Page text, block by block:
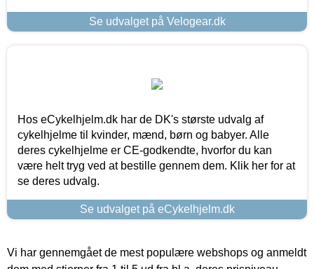
Se udvalget på Velogear.dk
Hos eCykelhjelm.dk har de DK's største udvalg af
cykelhjelme til kvinder, mænd, børn og babyer. Alle
deres cykelhjelme er CE-godkendte, hvorfor du kan
være helt tryg ved at bestille gennem dem. Klik her for at
se deres udvalg.
Se udvalget på eCykelhjelm.dk
Vi har gennemgået de mest populære webshops og anmeldt